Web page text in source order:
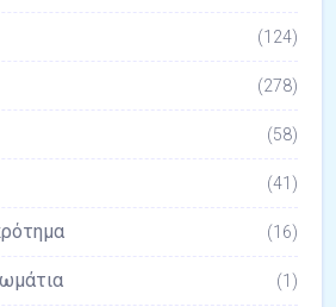
(124)
(278)
(58)
(41)
(16)
(1)